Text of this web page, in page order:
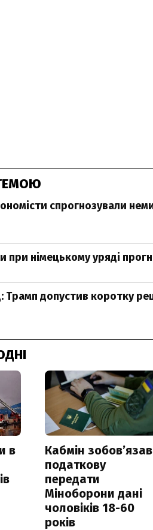
спрогнозували
при німецькому уряді
Трамп допустив коротку
в
Кабмін зобовʼязав
податкову
передати
Міноборони дані
чоловіків 18-60
років